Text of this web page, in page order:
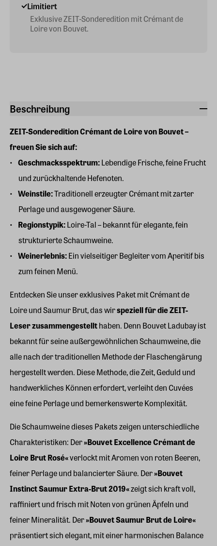
Beschreibung
ZEIT-Sonderedition Crémant de Loire von Bouvet –
freuen Sie sich auf:
Geschmacksspektrum:Lebendige Frische, feine Frucht
und zurückhaltende Hefenoten.
Weinstile:Traditionell erzeugter Crémant mit zarter
Perlage und ausgewogener Säure.
Regionstypik:Loire-Tal – bekannt für elegante, fein
strukturierte Schaumweine.
Weinerlebnis:Ein vielseitiger Begleiter vom Aperitif bis
zum feinen Menü.
Entdecken Sie unser exklusives Paket mit Crémant de
Loire und Saumur Brut, das wirspeziell für die ZEIT-
Leser zusammengestellthaben. Denn Bouvet Ladubay ist
bekannt für seine außergewöhnlichen Schaumweine, die
alle nach der traditionellen Methode der Flaschengärung
hergestellt werden. Diese Methode, die Zeit, Geduld und
handwerkliches Können erfordert, verleiht den Cuvées
eine feine Perlage und bemerkenswerte Komplexität.
Die Schaumweine dieses Pakets zeigen unterschiedliche
Charakteristiken: Der»Bouvet Excellence Crémant de
Loire Brut Rosé«verlockt mit Aromen von roten Beeren,
feiner Perlage und balancierter Säure. Der»Bouvet
Instinct Saumur Extra-Brut 2019«zeigt sich kraft voll,
raffiniert und frisch mit Noten von grünen Äpfeln und
feiner Mineralität. Der»Bouvet Saumur Brut de Loire«
präsentiert sich elegant, mit einer harmonischen Balance
Limitiert
Exklusive ZEIT-Sonderedition mit Crémant de
Loire von Bouvet.